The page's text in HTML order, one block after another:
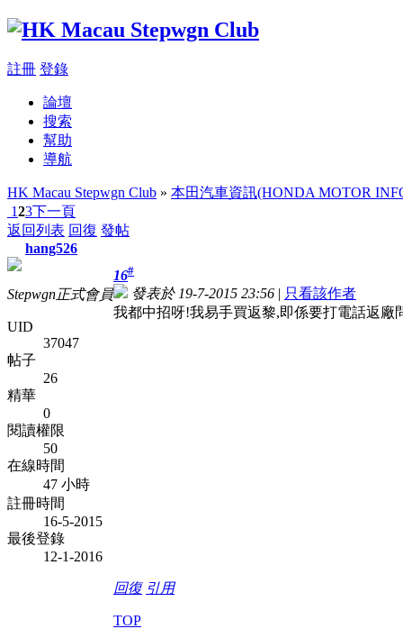
註冊 登錄
論壇
搜索
幫助
導航
HK Macau Stepwgn Club » 本田汽車資訊(HONDA MOTOR
123下一頁
返回列表 回復 發帖
hang526
Stepwgn正式會員
UID
37047
帖子
26
精華
0
閱讀權限
50
在線時間
47 小時
註冊時間
16-5-2015
最後登錄
12-1-2016
16#
發表於 19-7-2015 23:56 | 只看該作者
我都中招呀!我易手買返黎,即係要打電話返廠
回復 引用
TOP